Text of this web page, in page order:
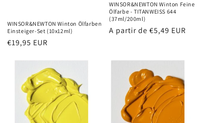
WINSOR&NEWTON Winton Ölfarben
Einsteiger-Set (10x12ml)
Precio
€19,95 EUR
WINSOR&NEWTON Winton Feine
Ölfarbe - TITANWEISS 644
(37ml/200ml)
Precio
A partir de €5,49 EUR